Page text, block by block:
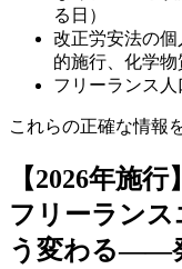
る日）
改正労安法の
的施行、化学
フリーランス人
これらの正確な情報
【2026年施
フリーラン
う変わる――